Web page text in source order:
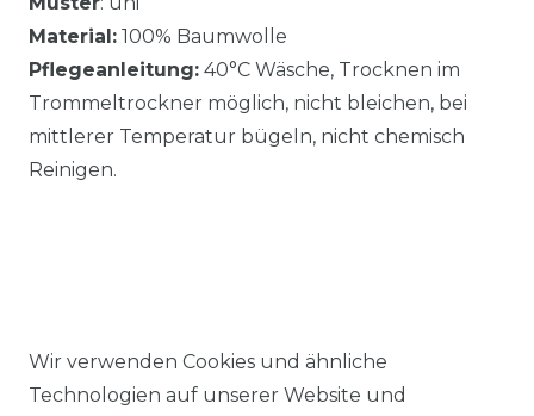
Material: 100% Baumwolle
Pflegeanleitung: 40°C Wäsche, Trocknen im
Trommeltrockner möglich, nicht bleichen, bei
mittlerer Temperatur bügeln, nicht chemisch
Reinigen.
Ähnlicher Artikel
Wir verwenden Cookies und ähnliche
Technologien auf unserer Website und